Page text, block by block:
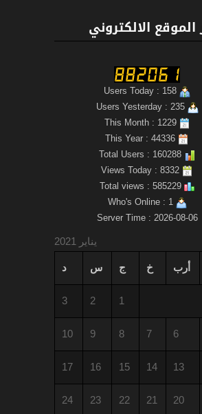
الموقع الالكتروني
Users Yesterday : 235
This Month : 1229
Total views : 585229
Who's Online : 1
Server Time : 2026-08-06
يناير 2021
أرب خ ج س د
1
2
3
6
7
8
9
10
13
14
15
16
17
20
21
22
23
24